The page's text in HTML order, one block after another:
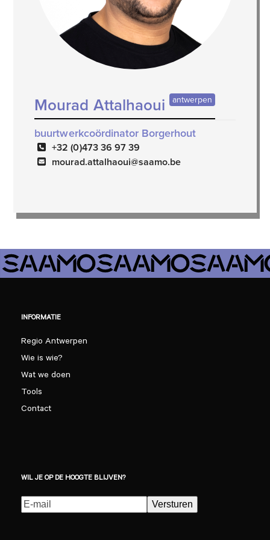
Mourad Attalhaoui antwerpen
buurtwerkcoördinator Borgerhout
+32 (0)473 36 97 39
mourad.attalhaoui@saamo.be
INFORMATIE
Regio Antwerpen
Wie is wie?
Wat we doen
Tools
Contact
WIL JE OP DE HOOGTE BLIJVEN?
E-
mailadres(Vereist)
Versturen